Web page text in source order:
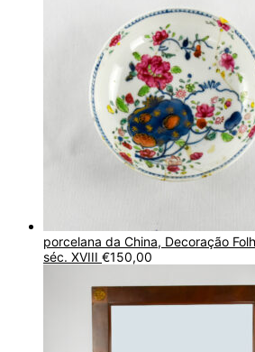
porcelana da China, Decoração
séc. XVIII €150,00